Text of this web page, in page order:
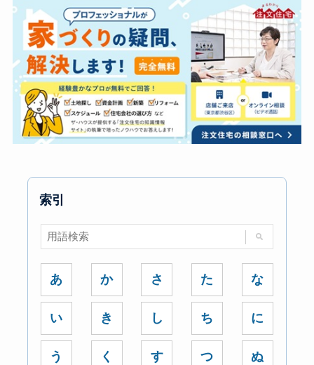
索引
あ
い
う
か
き
く
さ
し
す
た
ち
つ
な
に
ぬ